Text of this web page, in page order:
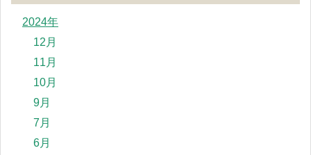
2024年
12月
11月
10月
9月
7月
6月